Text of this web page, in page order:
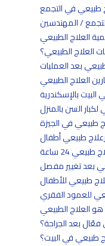
طبيعي في التجمع
/ المهندسين
العلاج الطبيعي
العلاج الطبيعي؟
بعد العمليات
العلاج الطبيعي
بالإسكندرية
السن بالمنزل
طبيعي في الجيزة
طبيعي أطفال
طبيعي 24 ساعة
بعد تغيير مفصل
طبيعي للأطفال
للعمود الفقري
العلاج الطبيعي
بعد الجراحة؟
في البيت؟